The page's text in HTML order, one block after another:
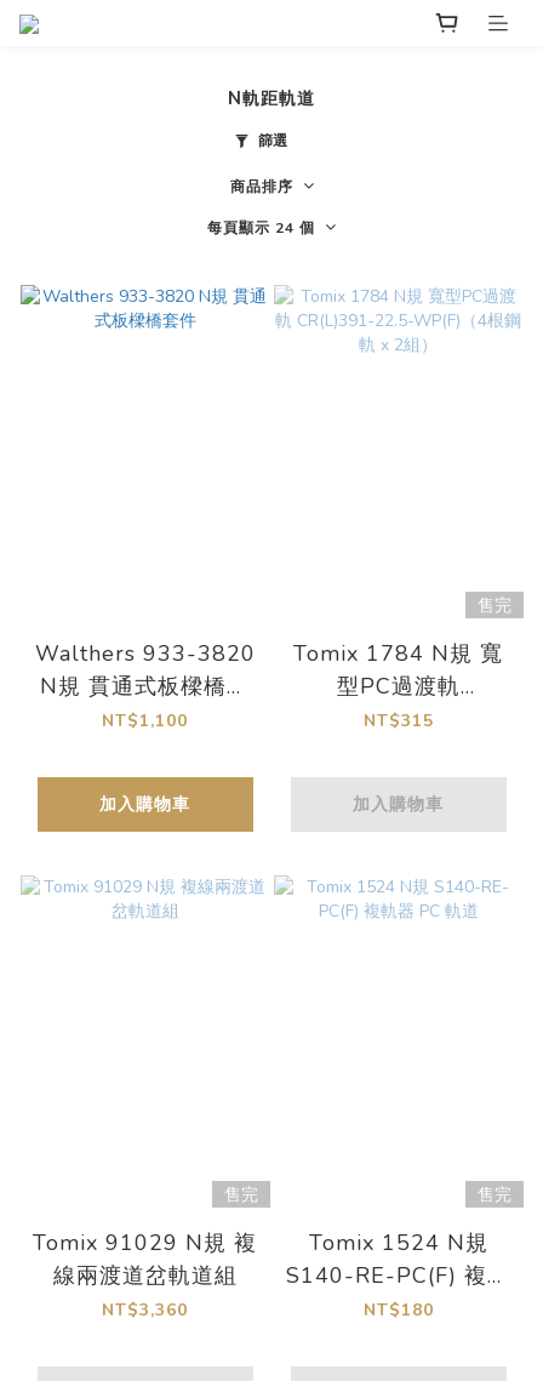
N軌距軌道
篩選
商品排序
每頁顯示 24 個
Walthers 933-3820
N規 貫通式板樑橋套
件
NT$1,100
加入購物車
售完
Tomix 1784 N規 寬
型PC過渡軌
CR(L)391-22.5-
組）
NT$315
加入購物車
售完
Tomix 91029 N規 複
線兩渡道岔軌道組
NT$3,360
售完
Tomix 1524 N規
S140-RE-PC(F) 複軌
器 PC 軌道
NT$180